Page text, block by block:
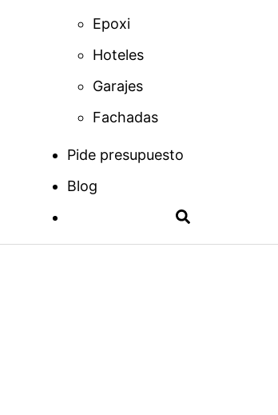
Epoxi
Hoteles
Garajes
Fachadas
Pide presupuesto
Blog